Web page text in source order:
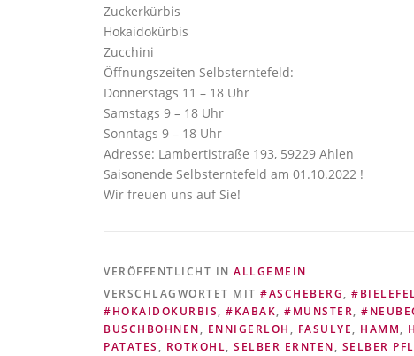
Zuckerkürbis
Hokaidokürbis
Zucchini
Öffnungszeiten Selbsterntefeld:
Donnerstags 11 – 18 Uhr
Samstags 9 – 18 Uhr
Sonntags 9 – 18 Uhr
Adresse: Lambertistraße 193, 59229 Ahlen
Saisonende Selbsterntefeld am 01.10.2022 !
Wir freuen uns auf Sie!
VERÖFFENTLICHT IN ALLGEMEIN
VERSCHLAGWORTET MIT #ASCHEBERG,
#HOKAIDOKÜRBIS, #KABAK, #MÜNSTER,
BUSCHBOHNEN, ENNIGERLOH , FASULYE, HAMM,
PATATES , ROTKOHL, SELBER ERNTEN, SELBER